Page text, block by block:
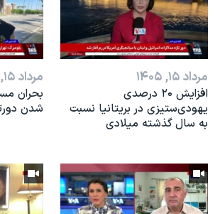
مرداد ۱۵, ۱۴۰۵
افزایش ۲۰ درصدی
یهودی‌ستیزی در بریتانیا نسبت
به سال گذشته میلادی
مرداد ۱۵, ۱۴۰۵
بحران
شدن